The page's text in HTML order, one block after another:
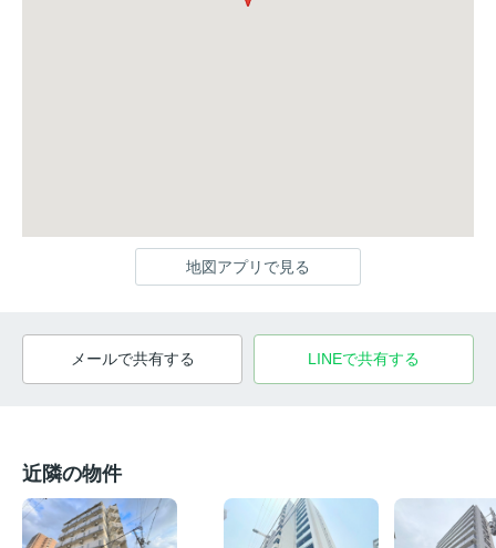
地図アプリで見る
メールで共有する LINEで共有する
近隣の物件